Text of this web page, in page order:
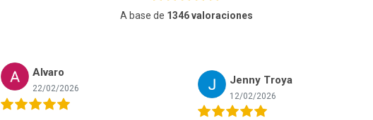
A base de 1346 valoraciones
Alvaro
22/02/2026
Jenny Troya
12/02/2026